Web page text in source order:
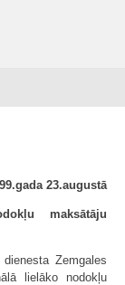
23.augustā
maksātāju
Zemgales
lielāko nodokļu